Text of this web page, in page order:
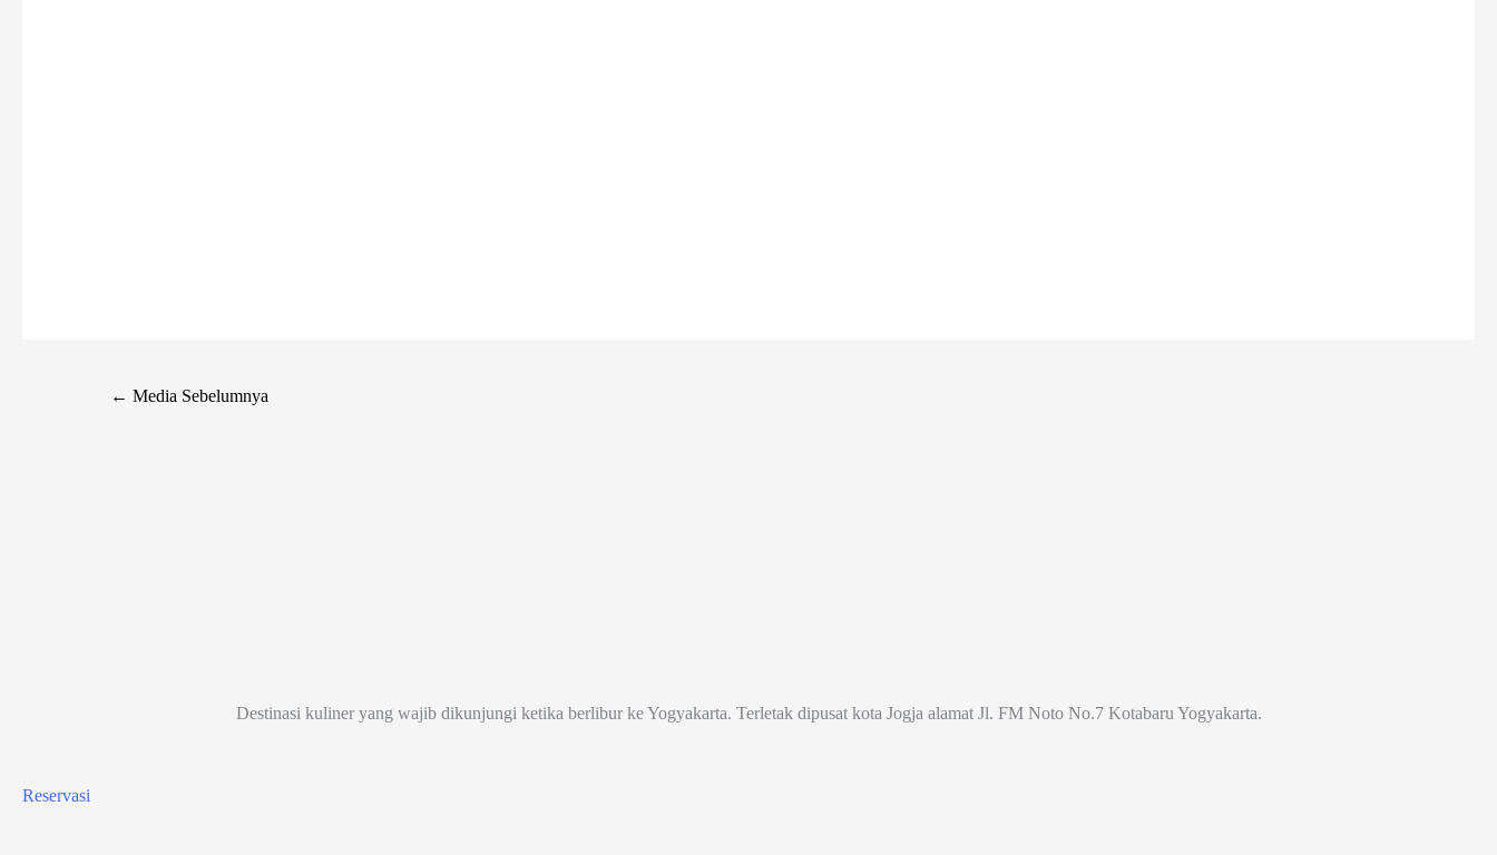
← Media Sebelumnya
Destinasi kuliner yang wajib dikunjungi ketika berlibur ke Yogyakarta. Terletak dipusat kota Jogja alamat Jl. FM Noto No.7 Kotabaru Yogyakarta.
Reservasi